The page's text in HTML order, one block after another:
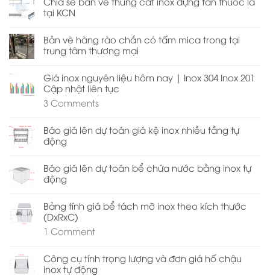
tại KCN
Bản vẽ hàng rào chắn có tấm mica trong tại
trung tâm thương mại
Giá inox nguyên liệu hôm nay | Inox 304 Inox 201
Cập nhật liên tục
3 Comments
Báo giá lên dự toán giá kệ inox nhiều tầng tự
động
Báo giá lên dự toán bể chứa nước bằng inox tự
động
Bảng tính giá bể tách mỡ inox theo kích thước
(DxRxC)
1 Comment
Công cụ tính trọng lượng và đơn giá hố chậu
inox tự động